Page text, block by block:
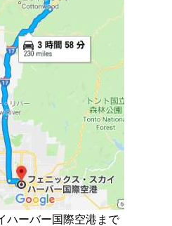
ハーバー国際空港まで